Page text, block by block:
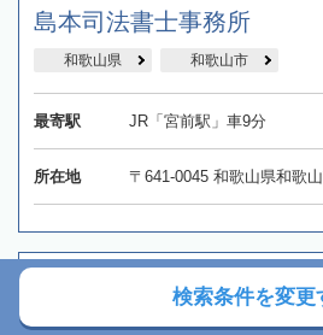
島本司法書士事務所
和歌山県 和歌山市
最寄駅 JR「宮前駅」車9分
所在地 〒641-0045 和歌山県和歌
つなぐ司法書士法人
和歌山県 和歌山市
検索条件を変更